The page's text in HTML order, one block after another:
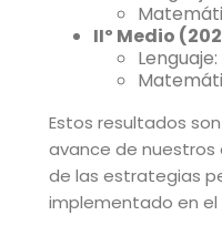
IIº Medio
Estos resultados
avance de
de las estrategias
implementado en el